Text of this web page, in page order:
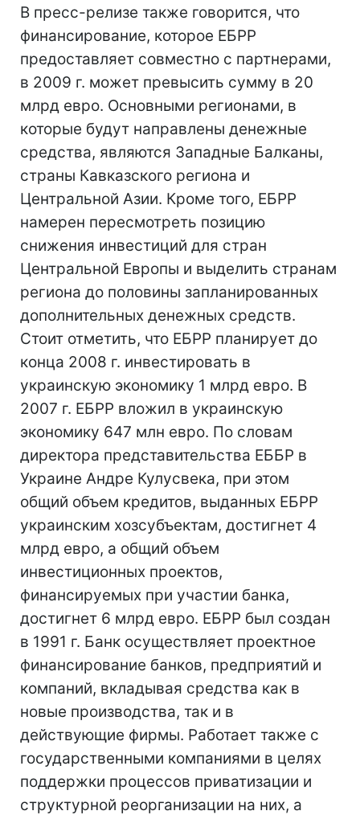
В пресс-релизе также говорится, что
финансирование, которое ЕБРР
предоставляет совместно с партнерами,
в 2009 г. может превысить сумму в 20
млрд евро. Основными регионами, в
которые будут направлены денежные
средства, являются Западные Балканы,
страны Кавказского региона и
Центральной Азии. Кроме того, ЕБРР
намерен пересмотреть позицию
снижения инвестиций для стран
Центральной Европы и выделить странам
региона до половины запланированных
дополнительных денежных средств.
Стоит отметить, что ЕБРР планирует до
конца 2008 г. инвестировать в
украинскую экономику 1 млрд евро. В
2007 г. ЕБРР вложил в украинскую
экономику 647 млн евро. По словам
директора представительства ЕББР в
Украине Андре Кулусвека, при этом
общий объем кредитов, выданных ЕБРР
украинским хозсубъектам, достигнет 4
млрд евро, а общий объем
инвестиционных проектов,
финансируемых при участии банка,
достигнет 6 млрд евро. ЕБРР был создан
в 1991 г. Банк осуществляет проектное
финансирование банков, предприятий и
компаний, вкладывая средства как в
новые производства, так и в
действующие фирмы. Работает также с
государственными компаниями в целях
поддержки процессов приватизации и
структурной реорганизации на них, а